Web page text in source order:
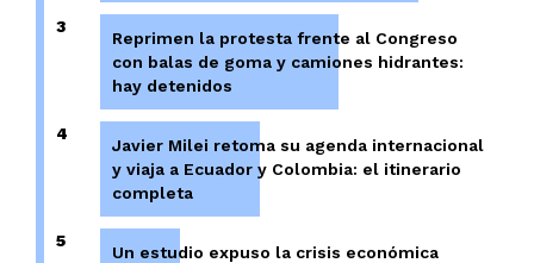
3
Reprimen la protesta frente al Congreso
con balas de goma y camiones hidrantes:
hay detenidos
4
Javier Milei retoma su agenda internacional
y viaja a Ecuador y Colombia: el itinerario
completa
5
Un estudio expuso la crisis económica